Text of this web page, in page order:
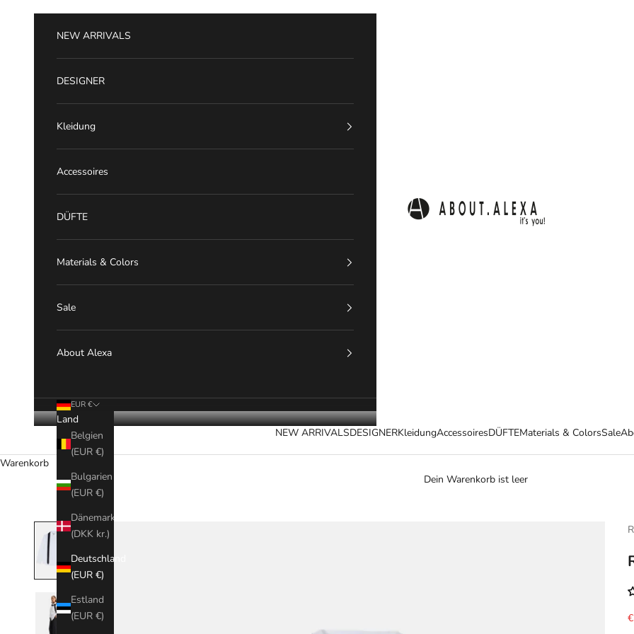
ABOUT.ALEXA
NEW ARRIVALSDESIGNERKleidungAccessoiresDÜFTEMaterials & ColorsSale
NEW ARRIVALS
DESIGNER
Kleidung
Accessoires
DÜFTE
Materials & Colors
Sale
About Alexa
EUR €
Land
Belgien
(EUR €)
Bulgarien
(EUR €)
Dänemark
(DKK kr.)
Deutschland
(EUR €)
Estland
(EUR €)
Warenkorb
Dein Warenkorb ist leer